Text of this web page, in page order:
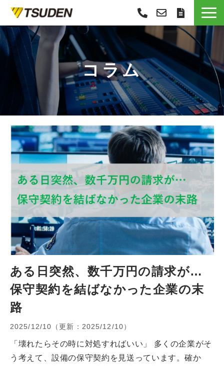
サービス一覧
選ばれる理由
導入事例
お役立ち情報
お知らせ
会社概要
コラム
ある日突然、数千万円の請求が…
保守契約を結ばなかった企業の末
路
2025/12/10 （更新： 2025/12/10）
「壊れたらその時に対処すればいい」 多くの企業がそ
う考えて、設備の保守契約を見送っています。確か